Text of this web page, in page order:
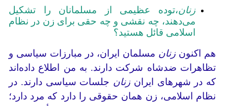
زنان،توده عظیمی از مسلمانان را تشکیل
می‌دهند، چه نقشی و چه حقی برای زن در نظام
اسلامی‌ قائل هستید؟
هم اکنون زنان مسلمان ایران، در مبارزات سیاسی و
تظاهرات ضدشاه شرکت دارند. به من اطلاع داده‌اند
که در شهرهای ایران زنان جلسات سیاسی دارند. در
نظام اسلامی، زن همان حقوقی را دارد که مرد دارد؛